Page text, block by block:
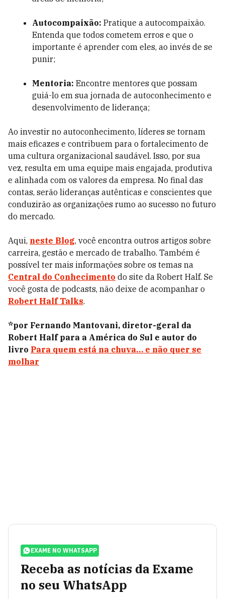
Autocompaixão: Pratique a autocompaixão.
Entenda que todos cometem erros e que o
importante é aprender com eles, ao invés de se
punir;
Mentoria: Encontre mentores que possam
guiá-lo em sua jornada de autoconhecimento e
desenvolvimento de liderança;
Ao investir no autoconhecimento, líderes se tornam
mais eficazes e contribuem para o fortalecimento de
uma cultura organizacional saudável. Isso, por sua
vez, resulta em uma equipe mais engajada, produtiva
e alinhada com os valores da empresa. No final das
contas, serão lideranças autênticas e conscientes que
conduzirão as organizações rumo ao sucesso no futuro
do mercado.
Aqui, neste Blog, você encontra outros artigos sobre
carreira, gestão e mercado de trabalho. Também é
possível ter mais informações sobre os temas na
Central do Conhecimento do site da Robert Half. Se
você gosta de podcasts, não deixe de acompanhar o
Robert Half Talks.
*por Fernando Mantovani, diretor-geral da
Robert Half para a América do Sul e autor do
livro Para quem está na chuva… e não quer se
molhar
EXAME NO WHATSAPP
Receba as notícias da Exame
no seu WhatsApp